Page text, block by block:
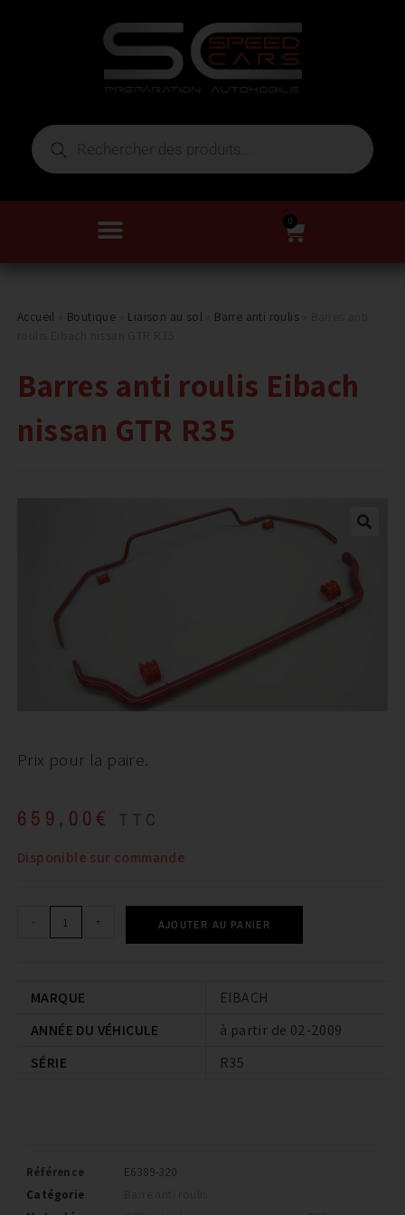
0
Accueil Boutique Liaison au sol Barre anti roulis
Barres anti roulis Eibach
nissan GTR R35
Prix pour la paire.
659,00 € TTC
Disponible sur commande
- + AJOUTER AU PANIER
MARQUE
EIBACH
ANNÉE DU VÉHICULE
à partir de 02-2009
SÉRIE
R35
Référence
E6389-320
Catégorie